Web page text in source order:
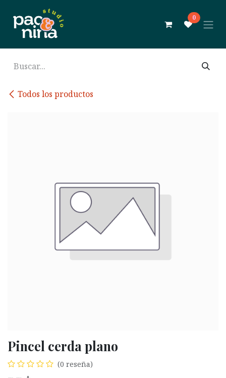
0
Todos los productos
Pincel cerda plano
(0 reseña)